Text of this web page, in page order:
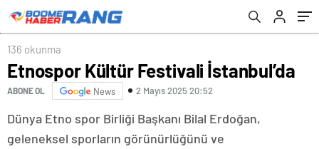
136 okunma
Etnospor Kültür Festivali İstanbul’da
ABONE OL News 2 Mayıs 2025 20:52
Dünya Etno spor Birliği Başkanı Bilal Erdoğan,
geleneksel sporların görünürlüğünü ve